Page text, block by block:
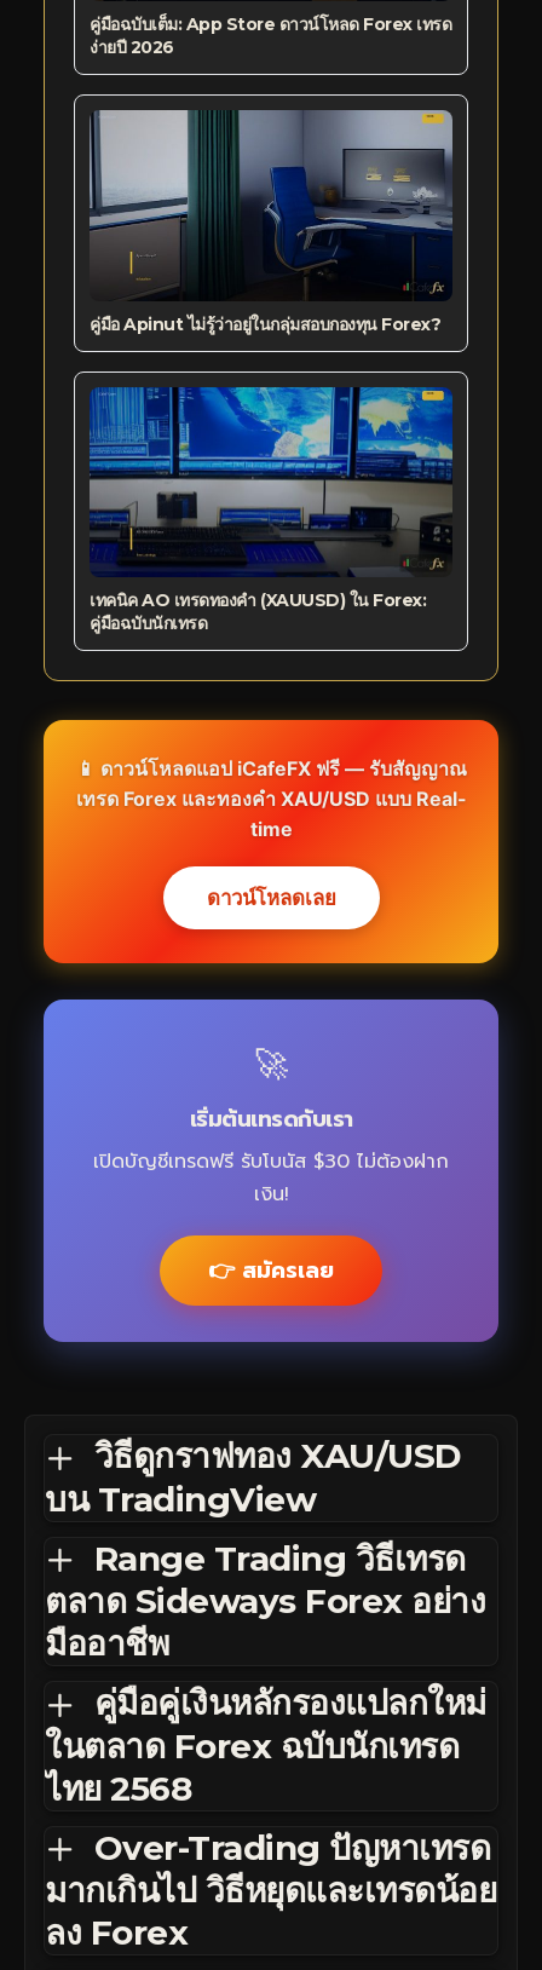
คู่มือฉบับเต็ม: App Store ดาวน์โหลด Forex เทรด
ง่ายปี 2026
คู่มือ Apinut ไม่รู้ว่าอยู่ในกลุ่มสอบกองทุน Forex?
เทคนิค AO เทรดทองคำ (XAUUSD) ใน Forex:
คู่มือฉบับนักเทรด
📱 ดาวน์โหลดแอป iCafeFX ฟรี — รับสัญญาณ
เทรด Forex และทองคำ XAU/USD แบบ Real-
time
ดาวน์โหลดเลย
🚀
เริ่มต้นเทรดกับเรา
เปิดบัญชีเทรดฟรี รับโบนัส $30 ไม่ต้องฝาก
เงิน!
👉 สมัครเลย
วิธีดูกราฟทอง XAU/USD
บน TradingView
Range Trading วิธีเทรด
ตลาด Sideways Forex อย่าง
มืออาชีพ
คู่มือคู่เงินหลักรองแปลกใหม่
ในตลาด Forex ฉบับนักเทรด
ไทย 2568
Over-Trading ปัญหาเทรด
มากเกินไป วิธีหยุดและเทรดน้อย
ลง Forex